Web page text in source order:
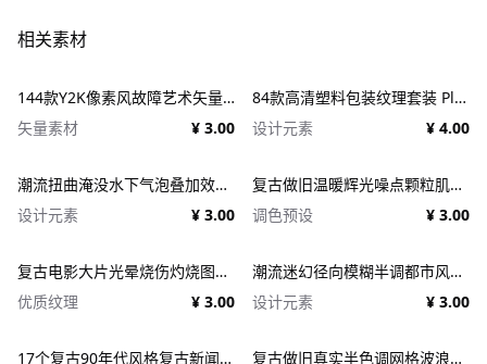
相关素材
144款Y2K像素风故障艺术矢量元素 Dithering Bitmap Vector Shapes Collection
矢量素材
¥ 3.00
84款高清塑料包装纹理套装 Plastic Textures
设计元素
¥ 4.00
潮流扭曲淹没水下气泡叠加效果照片人像修图PS特效滤镜插件样机 Deluge Underwater Photo Effect
设计元素
¥ 3.00
复古做旧温暖辉光噪点颗粒肌理人像图像修图PS特效滤镜插件样机模板+LUT调色预设 EFCO LOOKS: VERSION 1.0
调色预设
¥ 3.00
复古电影大片光晕烧伤灼烧图片照片后期处理特效PSD样机 Light Leaks Overlays Template
优质纹理
¥ 3.00
潮流迷幻径向模糊半调都市风人像图像PS修图特效滤镜样机模板 Halftone Spinning Blur Photo Effect
设计元素
¥ 3.00
17个复古90年代风格复古新闻纸纹理广告PSD模板 1950s Style Retro Ad Templates
复古做旧真实半色调网格波浪印刷肌理特效PSD设计图片照片处理特效生成器 Goblin Printer - Halftone Effects